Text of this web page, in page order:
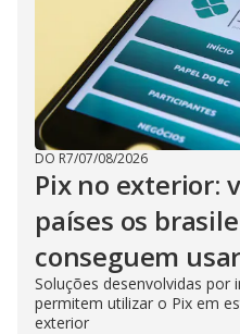
DO R7/07/08/2026
Pix no exterior:
países os
conseguem
Soluções desenvolvidas por
permitem utilizar o Pix em
exterior